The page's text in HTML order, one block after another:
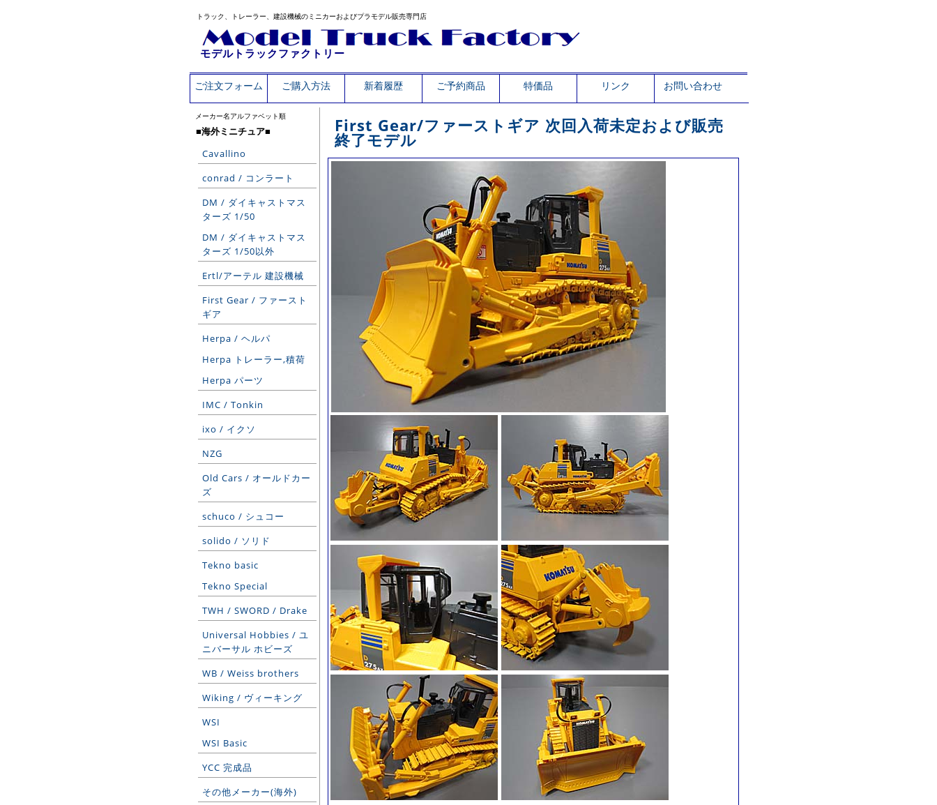
トラック、トレーラー、建設機械のミニカーおよびプラモデル販売専門店
モデルトラックファクトリー
ご注文フォーム ご購入方法 新着履歴 ご予約商品 特価品 リンク お問い合わせ
メーカー名アルファベット順
■海外ミニチュア■
Cavallino
conrad / コンラート
DM / ダイキャストマス
ターズ 1/50
DM / ダイキャストマス
ターズ 1/50以外
Ertl/アーテル 建設機械
First Gear / ファースト
ギア
Herpa / ヘルパ
Herpa トレーラー,積荷
Herpa パーツ
IMC / Tonkin
ixo / イクソ
NZG
Old Cars / オールドカー
ズ
schuco / シュコー
solido / ソリド
Tekno basic
Tekno Special
TWH / SWORD / Drake
Universal Hobbies / ユ
ニバーサル ホビーズ
WB / Weiss brothers
Wiking / ヴィーキング
WSI
WSI Basic
YCC 完成品
その他メーカー(海外)
First Gear/ファーストギア 次回入荷未定および販売
終了モデル